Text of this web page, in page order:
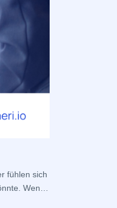
fühlen sich
Wenn